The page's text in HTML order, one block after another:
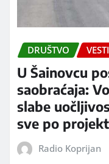
DRUŠTVO VESTI
U Šainovcu
saobraćaja:
slabe
sve po
Radio Koprijan